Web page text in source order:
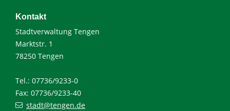
Kontakt
Stadtverwaltung Tengen
Marktstr. 1
78250 Tengen
Tel.: 07736/9233-0
Fax: 07736/9233-40
stadt@tengen.de